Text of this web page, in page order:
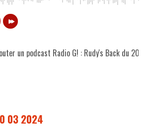
un podcast Radio G! : Rudy's Back du 20
03 2024